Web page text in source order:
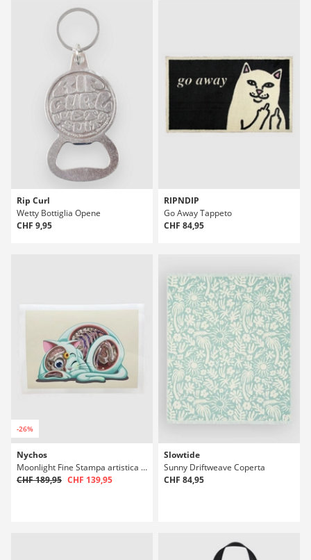
Rip Curl
Wetty Bottiglia Opene
CHF 9,95
RIPNDIP
Go Away Tappeto
CHF 84,95
-26%
Nychos
Moonlight Fine Stampa artistica Stampa artistica
CHF 189,95 CHF 139,95
Slowtide
Sunny Driftweave Coperta
CHF 84,95